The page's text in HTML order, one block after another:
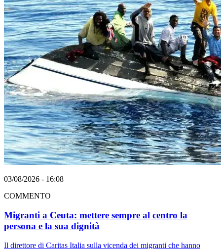
03/08/2026 - 16:08
COMMENTO
Migranti a Ceuta: mettere sempre al centro la
persona e la sua dignità
Il direttore di Caritas Italia sulla vicenda dei migranti che hanno